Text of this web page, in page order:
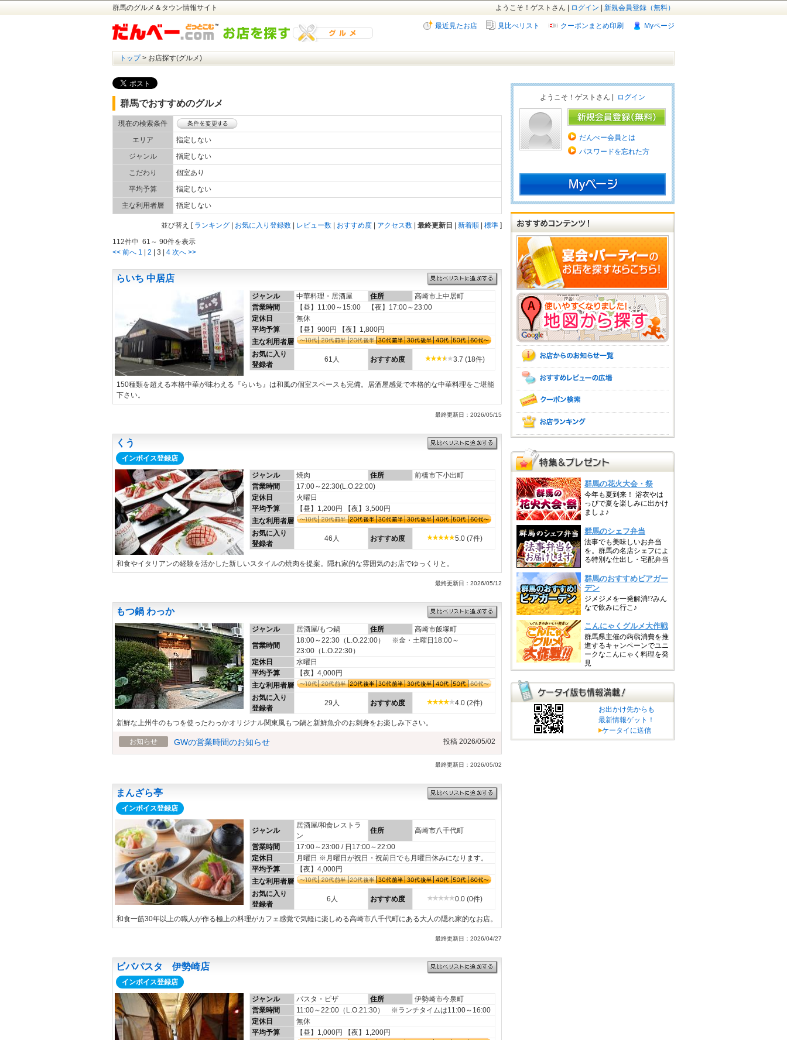
群馬のグルメ＆タウン情報サイト 新規会員登録（無料）
ログイン
ようこそ！ゲストさん |
Myページ
クーポンまとめ印刷
見比べリスト
最近見たお店
トップ> お店探す(グルメ)
群馬でおすすめのグルメ
現在の検索条件
エリア
指定しない
ジャンル
指定しない
こだわり
個室あり
平均予算
指定しない
主な利用者層
指定しない
]
標準
新着順
最終更新日
アクセス数
おすすめ度
レビュー数
お気に入り登録数
ランキング
[
並び替え
112件中 61～ 90件を表示
<< 前へ 1 2 3 4 次へ >>
らいち 中居店
ジャンル 中華料理・居酒屋 住所
高崎市上中居町
営業時間
【昼】11:00～15:00 【夜】17:00～23:00
定休日
無休
平均予算
【昼】900円 【夜】1,800円
主な利用者層
お気に入り
登録者
61人 おすすめ度 3.7 (18件)
150種類を超える本格中華が味わえる『らいち』は和風の個室スペースも完備。居酒屋感覚で本格的な中華料理をご堪能
下さい。
最終更新日：2026/05/15
くう
インボイス登録店
ジャンル 焼肉 住所
前橋市下小出町
営業時間
17:00～22:30(L.O.22:00)
定休日
火曜日
平均予算
【昼】1,200円 【夜】3,500円
主な利用者層
お気に入り
登録者
46人 おすすめ度 5.0 (7件)
和食やイタリアンの経験を活かした新しいスタイルの焼肉を提案。隠れ家的な雰囲気のお店でゆっくりと。
最終更新日：2026/05/12
もつ鍋 わっか
ジャンル 居酒屋/もつ鍋 住所
高崎市飯塚町
営業時間
18:00～22:30（L.O.22:00） ※金・土曜日18:00～
23:00（L.O.22:30）
定休日
水曜日
平均予算
【夜】4,000円
主な利用者層
お気に入り
登録者
29人 おすすめ度 4.0 (2件)
新鮮な上州牛のもつを使ったわっかオリジナル関東風もつ鍋と新鮮魚介のお刺身をお楽しみ下さい。
お知らせ GWの営業時間のお知らせ 投稿 2026/05/02
最終更新日：2026/05/02
まんざら亭
インボイス登録店
ジャンル
居酒屋/和食レストラ
ン
住所
高崎市八千代町
営業時間
17:00～23:00 / 日17:00～22:00
定休日
月曜日 ※月曜日が祝日・祝前日でも月曜日休みになります。
平均予算
【夜】4,000円
主な利用者層
お気に入り
登録者
6人 おすすめ度 0.0 (0件)
和食一筋30年以上の職人が作る極上の料理がカフェ感覚で気軽に楽しめる高崎市八千代町にある大人の隠れ家的なお店。
最終更新日：2026/04/27
ビバパスタ 伊勢崎店
インボイス登録店
ジャンル パスタ・ピザ 住所
伊勢崎市今泉町
営業時間
11:00～22:00（L.O.21:30） ※ランチタイムは11:00～16:00
定休日
無休
平均予算
【昼】1,000円 【夜】1,200円
ようこそ！ゲストさん | ログイン
だんべー会員とは
パスワードを忘れた方
お出かけ先からも
最新情報ゲット！
ケータイに送信